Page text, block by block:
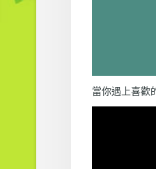
當你遇上喜歡